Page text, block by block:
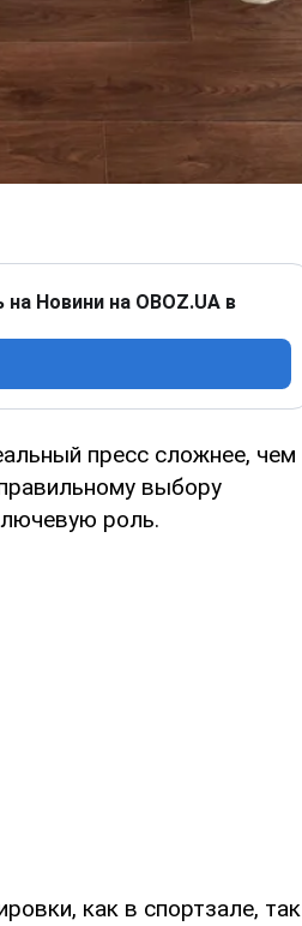
Новини на OBOZ.UA в
пресс сложнее, чем
выбору
роль.
как в спортзале, так